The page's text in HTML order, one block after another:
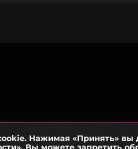
Нажимая «Принять» вы